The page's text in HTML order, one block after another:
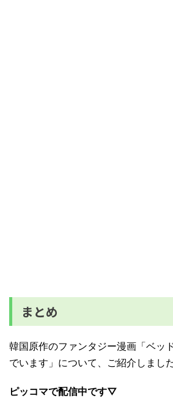
まとめ
韓国原作のファンタジー漫画「ベッ
でいます」について、ご紹介しまし
ピッコマで配信中です▽